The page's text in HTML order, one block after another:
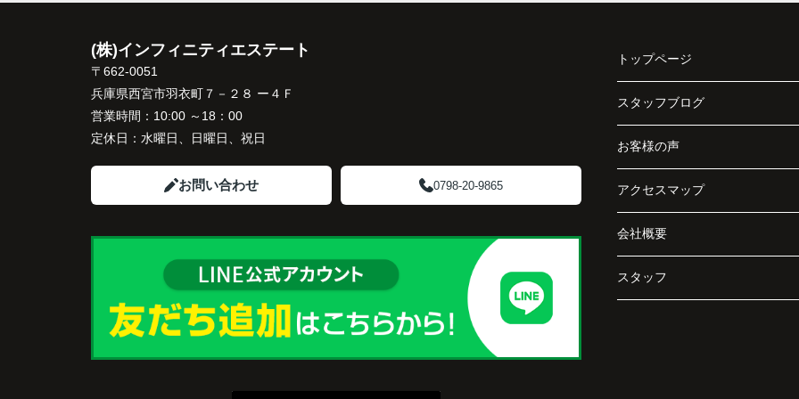
住み替え先とのスケジュールや資金計画まで丁
寧にサポートしてくださいました。
販売活動では、西宮北口駅へのアクセス、阪急
将来も安心して暮らせる住環境を詳しく紹介し
ていただきました。
購入されたご家族は、
「子育てにも便利で、とても住みやすそうです
ね。」
住み替え後は掃除の時間も短くなり、夫婦で外
これからの暮らしを前向きに考えられるように
「立地も良く、長期保有したい物件です。」
ことになりました。
長年守ってきた資産を安心して引き継ぐことが
でき、家族全員が納得できる売却となりまし
た。
(株)インフィニティエステート
〒662-0051
兵庫県西宮市羽衣町７－２８ ー４Ｆ
営業時間： 10:00 ～18：00
定休日： 水曜日、日曜日、祝日
お問い合わせ 0798-20-9865
トップページ
スタッフブログ
お客様の声
アクセスマップ
会社概要
スタッフ